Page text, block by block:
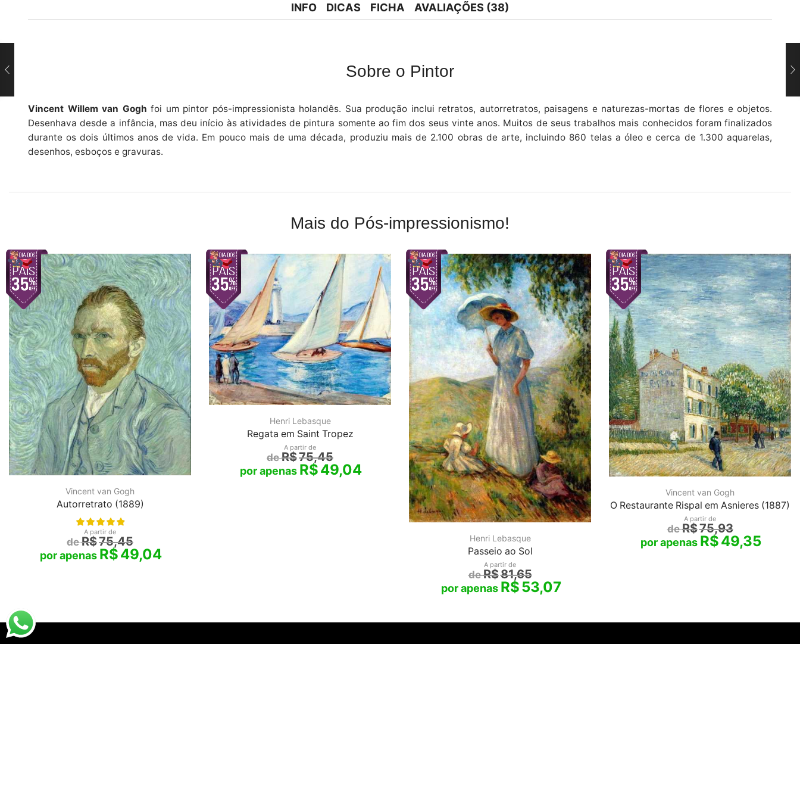
INFO DICAS FICHA AVALIAÇÕES (38)
Sobre o Pintor
Vincent Willem van Gogh foi um pintor pós-impressionista holandês. Sua produção inclui retratos, autorretratos, paisagens e naturezas-mortas de flores e objetos.
Desenhava desde a infância, mas deu início às atividades de pintura somente ao fim dos seus vinte anos. Muitos de seus trabalhos mais conhecidos foram finalizados
durante os dois últimos anos de vida. Em pouco mais de uma década, produziu mais de 2.100 obras de arte, incluindo 860 telas a óleo e cerca de 1.300 aquarelas,
desenhos, esboços e gravuras.
Mais do Pós-impressionismo!
Vincent van Gogh
Autorretrato (1889)
A partir de
R$75,45
R$49,04
Henri Lebasque
Regata em Saint Tropez
A partir de
R$75,45
R$49,04
Henri Lebasque
Passeio ao Sol
A partir de
R$81,65
R$53,07
Vincent van Gogh
O Restaurante Rispal em Asnieres (1887)
A partir de
R$75,93
R$49,35